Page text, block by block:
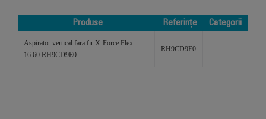
Produse Referințe
Categorii
Aspirator vertical fara fir X-Force Flex
16.60 RH9CD9E0
RH9CD9E0